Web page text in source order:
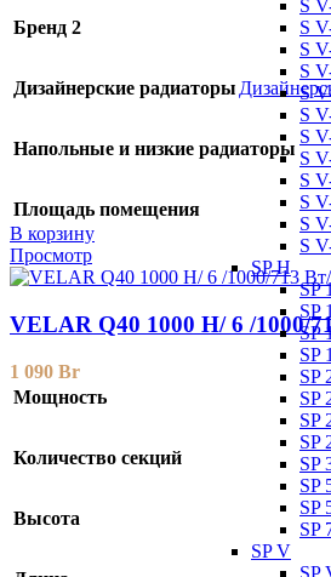
S
S
S
S
S
S
S
S
S
S
S
S
SP H
SP
SP
SP
SP
SP
SP
SP
SP
SP
SP
SP
SP
SP V
SP
Бренд 2
Дизайнерские радиаторы
Напольные и низкие радиаторы
Площадь помещения
В корзину
Просмотр
VELAR Q40 1000 H/ 6 /1000/
1 090 Br
Мощность
Количество секций
Высота